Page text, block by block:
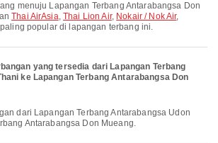
Thai AirAsia,Thai Lion Air, Nokair / Nok Air,
popular di lapangan terbang ini.
yang tersedia dari Lapangan Terbang
ke Lapangan Terbang Antarabangsa Don
Antarabangsa Don Mueang.